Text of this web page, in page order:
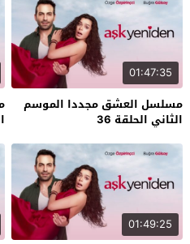
01:47:35
مسلسل العشق مجددا الموسم
الثاني الحلقة 36
01:49:25